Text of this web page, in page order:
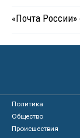
«Почта
Политика
Общество
Происшествия